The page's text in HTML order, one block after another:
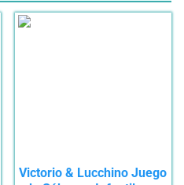
Victorio & Lucchino Juego